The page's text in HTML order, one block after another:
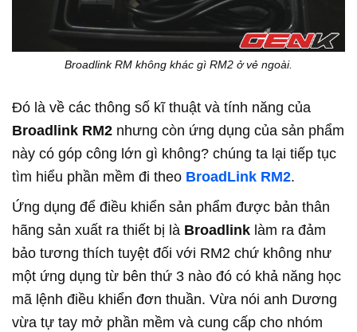
Broadlink RM không khác gì RM2 ở vẻ ngoài.
Đó là về các thông số kĩ thuật và tính năng của
Broadlink RM2 nhưng còn ứng dụng của sản phẩm
này có góp công lớn gì không? chúng ta lại tiếp tục
tìm hiểu phần mềm đi theo BroadLink RM2.
Ứng dụng để điều khiển sản phẩm được bản thân
hãng sản xuất ra thiết bị là Broadlink làm ra đảm
bảo tương thích tuyệt đối với RM2 chứ không như
một ứng dụng từ bên thứ 3 nào đó có khả năng học
mã lệnh điều khiển đơn thuần. Vừa nói anh Dương
vừa tự tay mở phần mềm và cung cấp cho nhóm